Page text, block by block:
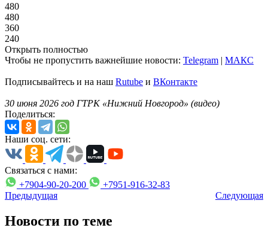
480
480
360
240
Открыть полностью
Чтобы не пропустить важнейшие новости: Telegram | MAКС
Подписывайтесь и на наш Rutube и ВКонтакте
30 июня 2026 год ГТРК «Нижний Новгород» (видео)
Поделиться:
Наши соц. сети:
Связаться с нами:
+7904-90-20-200
+7951-916-32-83
Предыдущая
Следующая
Новости по теме